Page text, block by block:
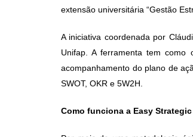
extensão universitária “Gestão
A iniciativa coordenada por
Unifap. A ferramenta tem como
acompanhamento do plano de
SWOT, OKR e 5W2H.
Como funciona a Easy